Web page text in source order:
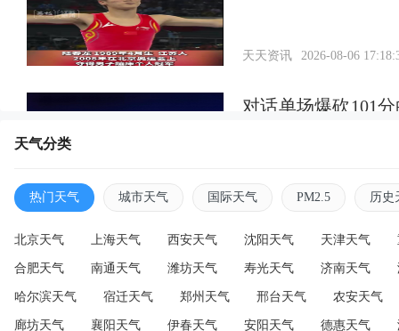
天天资讯 2026-08-06
对话单场爆砍101
2026-08-06
天气分类
热门天气 城市天气 国际天气 PM2.5 历史
北京天气 上海天气 西安天气 沈阳天气 天津天气
合肥天气 南通天气 潍坊天气 寿光天气 济南天气
哈尔滨天气 宿迁天气 郑州天气 邢台天气 农安天气
廊坊天气 襄阳天气 伊春天气 安阳天气 德惠天气